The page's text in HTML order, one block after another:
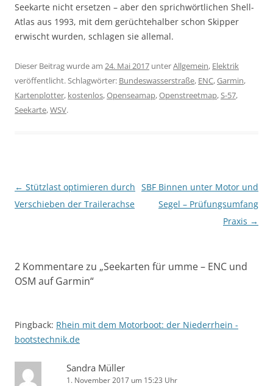
Seekarte nicht ersetzen – aber den sprichwörtlichen Shell-
Atlas aus 1993, mit dem gerüchtehalber schon Skipper
erwischt wurden, schlagen sie allemal.
Dieser Beitrag wurde am 24. Mai 2017 unterAllgemein, Elektrik
veröffentlicht. Schlagwörter: Bundeswasserstraße, ENC,Garmin,
Kartenplotter, kostenlos,Openseamap,Openstreetmap,S-57,
Seekarte,WSV.
Beitragsnavigation
← Stützlast optimieren durch
Verschieben der Trailerachse
SBF Binnen unter Motor und
Segel – Prüfungsumfang
Praxis →
2 Kommentare zu „Seekarten für umme – ENC und
OSM auf Garmin“
Pingback: Rhein mit dem Motorboot: der Niederrhein -
bootstechnik.de
Sandra Müller
1. November 2017 um 15:23 Uhr